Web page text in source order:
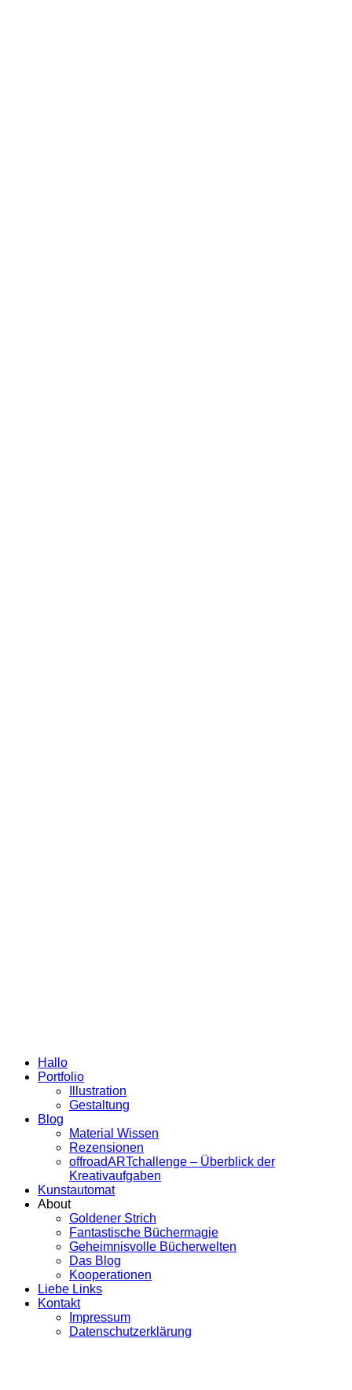
Hallo
Portfolio
Illustration
Gestaltung
Blog
Material Wissen
Rezensionen
offroadARTchallenge – Überblick der
Kreativaufgaben
Kunstautomat
About
Goldener Strich
Fantastische Büchermagie
Geheimnisvolle Bücherwelten
Das Blog
Kooperationen
Liebe Links
Kontakt
Impressum
Datenschutzerklärung